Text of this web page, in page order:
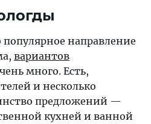
направление
вариантов
много. Есть,
и несколько
предложений —
кухней и ванной